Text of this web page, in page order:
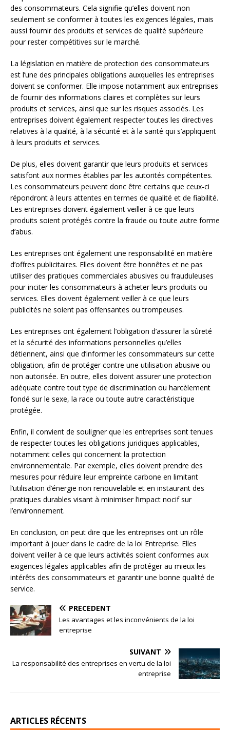
des consommateurs. Cela signifie qu’elles doivent non
seulement se conformer à toutes les exigences légales, mais
aussi fournir des produits et services de qualité supérieure
pour rester compétitives sur le marché.
La législation en matière de protection des consommateurs
est l’une des principales obligations auxquelles les entreprises
doivent se conformer. Elle impose notamment aux entreprises
de fournir des informations claires et complètes sur leurs
produits et services, ainsi que sur les risques associés. Les
entreprises doivent également respecter toutes les directives
relatives à la qualité, à la sécurité et à la santé qui s’appliquent
à leurs produits et services.
De plus, elles doivent garantir que leurs produits et services
satisfont aux normes établies par les autorités compétentes.
Les consommateurs peuvent donc être certains que ceux-ci
répondront à leurs attentes en termes de qualité et de fiabilité.
Les entreprises doivent également veiller à ce que leurs
produits soient protégés contre la fraude ou toute autre forme
d’abus.
Les entreprises ont également une responsabilité en matière
d’offres publicitaires. Elles doivent être honnêtes et ne pas
utiliser des pratiques commerciales abusives ou frauduleuses
pour inciter les consommateurs à acheter leurs produits ou
services. Elles doivent également veiller à ce que leurs
publicités ne soient pas offensantes ou trompeuses.
Les entreprises ont également l’obligation d’assurer la sûreté
et la sécurité des informations personnelles qu’elles
détiennent, ainsi que d’informer les consommateurs sur cette
obligation, afin de protéger contre une utilisation abusive ou
non autorisée. En outre, elles doivent assurer une protection
adéquate contre tout type de discrimination ou harcèlement
fondé sur le sexe, la race ou toute autre caractéristique
protégée.
Enfin, il convient de souligner que les entreprises sont tenues
de respecter toutes les obligations juridiques applicables,
notamment celles qui concernent la protection
environnementale. Par exemple, elles doivent prendre des
mesures pour réduire leur empreinte carbone en limitant
l’utilisation d’énergie non renouvelable et en instaurant des
pratiques durables visant à minimiser l’impact nocif sur
l’environnement.
En conclusion, on peut dire que les entreprises ont un rôle
important à jouer dans le cadre de la loi Entreprise. Elles
doivent veiller à ce que leurs activités soient conformes aux
exigences légales applicables afin de protéger au mieux les
intérêts des consommateurs et garantir une bonne qualité de
service.
PRÉCÉDENT
Les avantages et les inconvénients de la loi
entreprise
SUIVANT
La responsabilité des entreprises en vertu de la loi
entreprise
ARTICLES RÉCENTS